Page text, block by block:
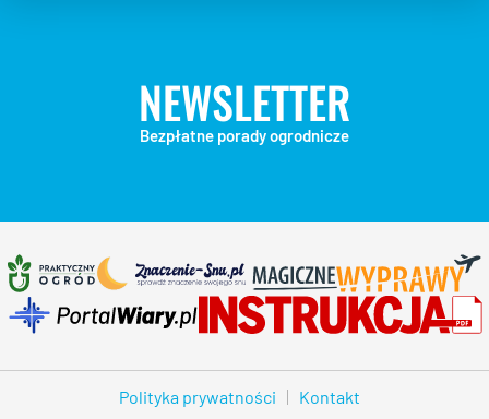
NEWSLETTER
Bezpłatne porady ogrodnicze
Polityka prywatności Kontakt